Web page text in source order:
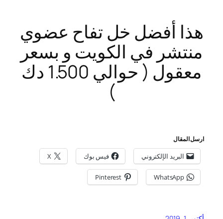
هذا أفضل خل تفاح عضوي
منتشر في الكويت و بسعر
معقول ( حوالي 1.500 دك
)
ارسل المقال
البريد الإلكتروني فيس بوك X
WhatsApp
Pinterest